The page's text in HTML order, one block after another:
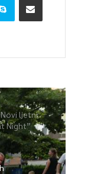
Novi ljetni
Night”